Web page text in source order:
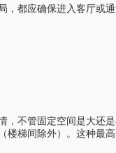
都应确保进入客厅或
不管固定空间是大还
梯间除外）。这种最